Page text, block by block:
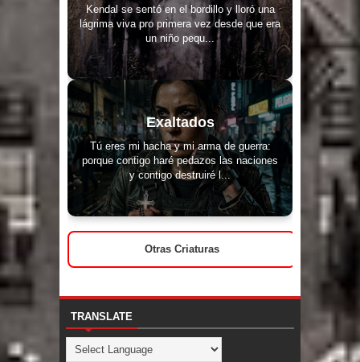
Kendal se sentó en el bordillo y lloró una
lágrima viva pro primera vez desde que era
un niño pequ...
Exaltados
Tú eres mi hacha y mi arma de guerra:
porque contigo haré pedazos las naciones
y contigo destruiré l...
Otras Criaturas
TRANSLATE